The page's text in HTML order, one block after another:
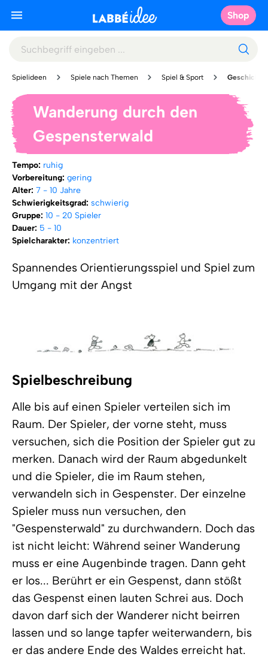
Shop
Spielideen Spiele nach Themen Spiel & Sport
Wanderung durch den
Gespensterwald
Tempo: ruhig
Vorbereitung: gering
Alter: 7 - 10 Jahre
Schwierigkeitsgrad: schwierig
Gruppe: 10 - 20 Spieler
Dauer: 5 - 10
Spielcharakter: konzentriert
Spannendes Orientierungsspiel und Spiel zum
Umgang mit der Angst
Spielbeschreibung
Alle bis auf einen Spieler verteilen sich im
Raum. Der Spieler, der vorne steht, muss
versuchen, sich die Position der Spieler gut zu
merken. Danach wird der Raum abgedunkelt
und die Spieler, die im Raum stehen,
verwandeln sich in Gespenster. Der einzelne
Spieler muss nun versuchen, den
"Gespensterwald" zu durchwandern. Doch das
ist nicht leicht: Während seiner Wanderung
muss er eine Augenbinde tragen. Dann geht
er los... Berührt er ein Gespenst, dann stößt
das Gespenst einen lauten Schrei aus. Doch
davon darf sich der Wanderer nicht beirren
lassen und so lange tapfer weiterwandern, bis
er das andere Ende des Waldes erreicht hat.